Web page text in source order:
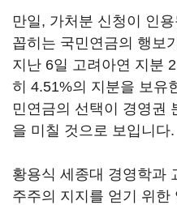
만일, 가처분 신청이 인
꼽히는 국민연금의 행보
지난 6일 고려아연 지분
히 4.51%의 지분을 보유
민연금의 선택이 경영권
을 미칠 것으로 보입니다.
황용식 세종대 경영학과
주주의 지지를 얻기 위한